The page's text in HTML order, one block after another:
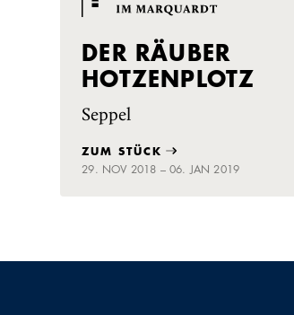
DER RÄUBER
HOTZENPLOTZ
Seppel
ZUM STÜCK
29. NOV 2018 – 06. JAN 2019